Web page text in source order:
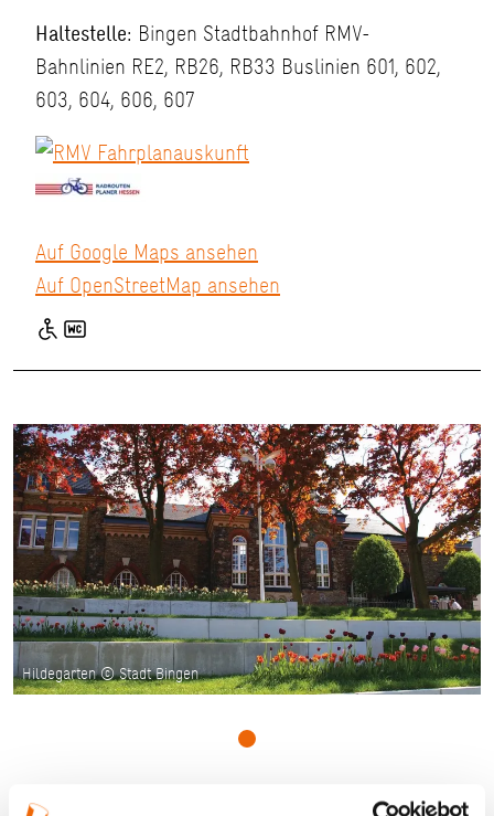
Haltestelle: Bingen Stadtbahnhof RMV-
Bahnlinien RE2, RB26, RB33 Buslinien 601, 602,
603, 604, 606, 607
Auf Google Maps ansehen
Auf OpenStreetMap ansehen
Hildegarten © Stadt Bingen